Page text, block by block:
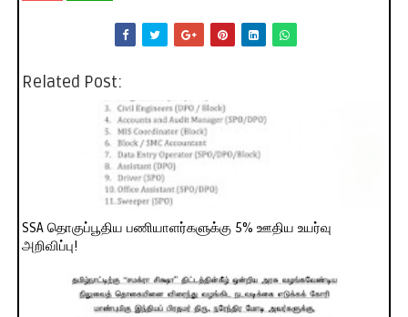
Related Post:
SSA தொகுப்பூதிய பணியாளர்களுக்கு 5% ஊதிய உயர்வு
அறிவிப்பு!